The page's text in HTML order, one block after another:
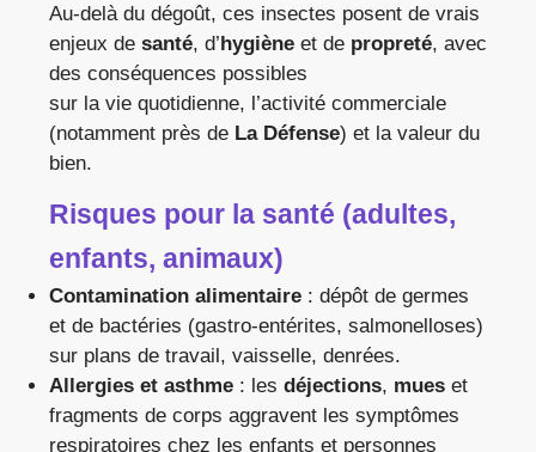
Au-delà du dégoût, ces insectes posent de vrais
enjeux de santé, d’hygiène et de propreté, avec
des conséquences possibles
sur la vie quotidienne, l’activité commerciale
(notamment près de La Défense) et la valeur du
bien.
Risques pour la santé (adultes,
enfants, animaux)
Contamination alimentaire : dépôt de germes
et de bactéries (gastro-entérites, salmonelloses)
sur plans de travail, vaisselle, denrées.
Allergies et asthme : les déjections, mues et
fragments de corps aggravent les symptômes
respiratoires chez les enfants et personnes